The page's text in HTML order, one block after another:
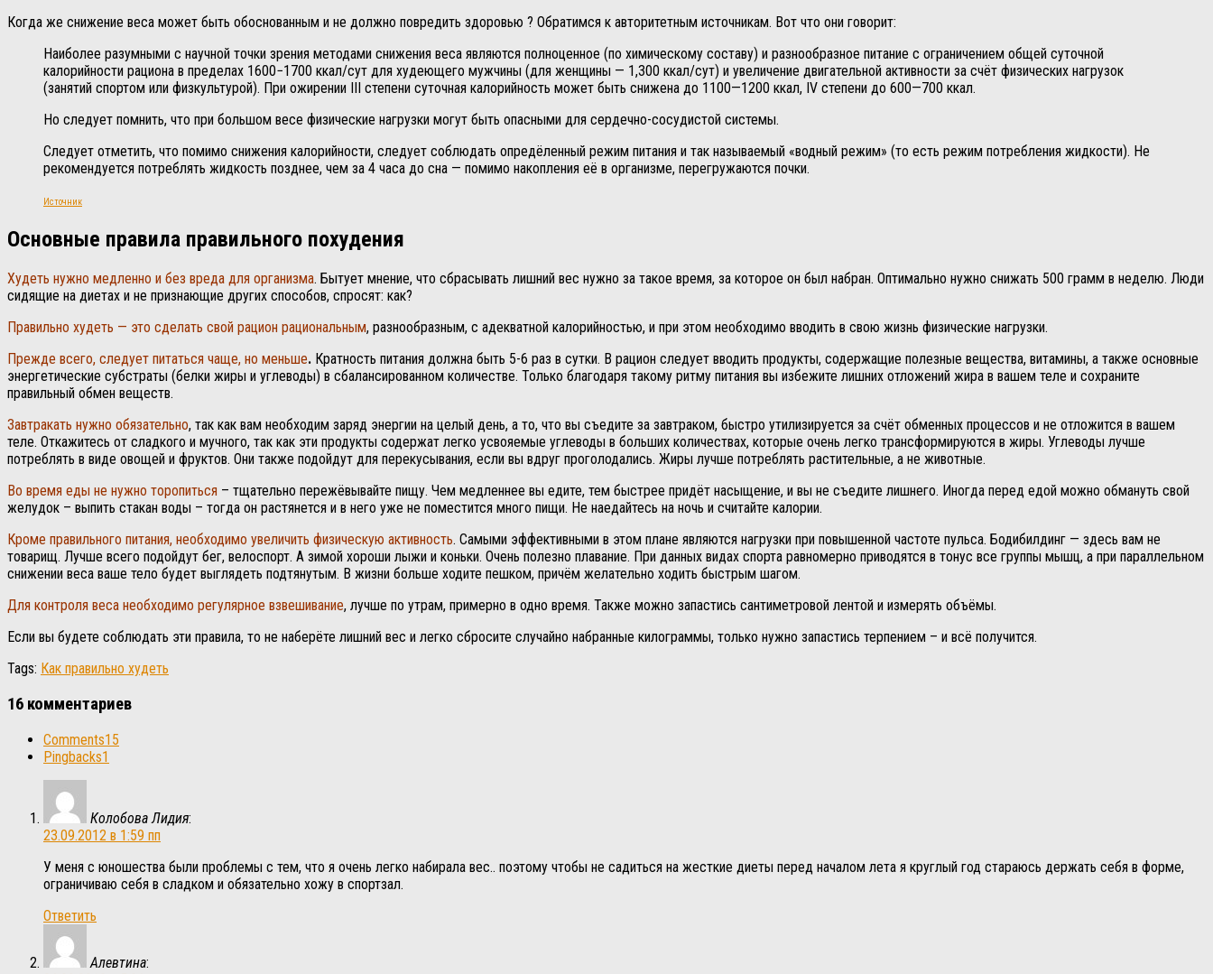
Когда же снижение веса может быть обоснованным и не должно повредить здоровью ? Обратимся к авторитетным источникам. Вот что они говорит:
Наиболее разумными с научной точки зрения методами снижения веса являются полноценное (по химическому составу) и разнообразное питание с ограничением общей суточной
калорийности рациона в пределах 1600−1700 ккал/сут для худеющего мужчины (для женщины — 1,300 ккал/сут) и увеличение двигательной активности за счёт физических нагрузок
(занятий спортом или физкультурой). При ожирении III степени суточная калорийность может быть снижена до 1100—1200 ккал, IV степени до 600—700 ккал.
Но следует помнить, что при большом весе физические нагрузки могут быть опасными для сердечно-сосудистой системы.
Следует отметить, что помимо снижения калорийности, следует соблюдать опредёленный режим питания и так называемый «водный режим» (то есть режим потребления жидкости). Не
рекомендуется потреблять жидкость позднее, чем за 4 часа до сна — помимо накопления её в организме, перегружаются почки.
Источник
Основные правила правильного похудения
Худеть нужно медленно и без вреда для организма. Бытует мнение, что сбрасывать лишний вес нужно за такое время, за которое он был набран. Оптимально нужно снижать 500 грамм в неделю. Люди
сидящие на диетах и не признающие других способов, спросят: как?
Правильно худеть — это сделать свой рацион рациональным, разнообразным, с адекватной калорийностью, и при этом необходимо вводить в свою жизнь физические нагрузки.
Прежде всего, следует питаться чаще, но меньше. Кратность питания должна быть 5-6 раз в сутки. В рацион следует вводить продукты, содержащие полезные вещества, витамины, а также основные
энергетические субстраты (белки жиры и углеводы) в сбалансированном количестве. Только благодаря такому ритму питания вы избежите лишних отложений жира в вашем теле и сохраните
правильный обмен веществ.
Завтракать нужно обязательно, так как вам необходим заряд энергии на целый день, а то, что вы съедите за завтраком, быстро утилизируется за счёт обменных процессов и не отложится в вашем
теле. Откажитесь от сладкого и мучного, так как эти продукты содержат легко усвояемые углеводы в больших количествах, которые очень легко трансформируются в жиры. Углеводы лучше
потреблять в виде овощей и фруктов. Они также подойдут для перекусывания, если вы вдруг проголодались. Жиры лучше потреблять растительные, а не животные.
Во время еды не нужно торопиться – тщательно пережёвывайте пищу. Чем медленнее вы едите, тем быстрее придёт насыщение, и вы не съедите лишнего. Иногда перед едой можно обмануть свой
желудок – выпить стакан воды – тогда он растянется и в него уже не поместится много пищи. Не наедайтесь на ночь и считайте калории.
Кроме правильного питания, необходимо увеличить физическую активность. Самыми эффективными в этом плане являются нагрузки при повышенной частоте пульса. Бодибилдинг — здесь вам не
товарищ. Лучше всего подойдут бег, велоспорт. А зимой хороши лыжи и коньки. Очень полезно плавание. При данных видах спорта равномерно приводятся в тонус все группы мышц, а при параллельном
снижении веса ваше тело будет выглядеть подтянутым. В жизни больше ходите пешком, причём желательно ходить быстрым шагом.
Для контроля веса необходимо регулярное взвешивание, лучше по утрам, примерно в одно время. Также можно запастись сантиметровой лентой и измерять объёмы.
Если вы будете соблюдать эти правила, то не наберёте лишний вес и легко сбросите случайно набранные килограммы, только нужно запастись терпением – и всё получится.
Tags: Как правильно худеть
16 комментариев
Comments15
Pingbacks1
Колобова Лидия:
23.09.2012 в 1:59 пп
У меня с юношества были проблемы с тем, что я очень легко набирала вес.. поэтому чтобы не садиться на жесткие диеты перед началом лета я круглый год стараюсь держать себя в форме,
ограничиваю себя в сладком и обязательно хожу в спортзал.
Ответить
Алевтина: